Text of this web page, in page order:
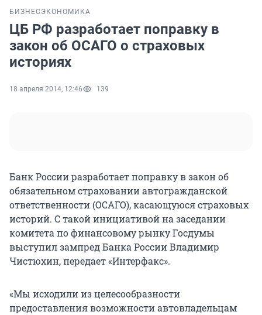
БИЗНЕС ЭКОНОМИКА
ЦБ РФ разработает поправку в
закон об ОСАГО о страховых
историях
18 апреля 2014, 12:46 139
Банк России разработает поправку в закон об
обязательном страховании автогражданской
ответственности (ОСАГО), касающуюся страховых
историй. С такой инициативой на заседании
комитета по финансовому рынку Госдумы
выступил зампред Банка России Владимир
Чистюхин, передает «Интерфакс».
«Мы исходили из целесообразности
предоставления возможности автовладельцам